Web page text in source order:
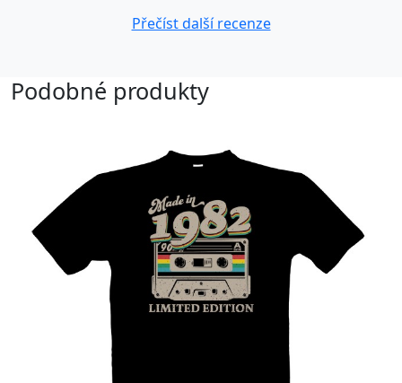
Přečíst další recenze
Podobné produkty